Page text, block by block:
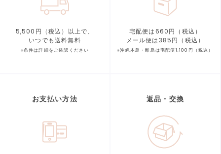
5,500円（税込）以上で、
いつでも送料無料
※条件は詳細をご確認ください
宅配便は660円（税込）
メール便は385円（税込）
※沖縄本島・離島は宅配便1,100円（税込）
お支払い方法 返品・交換